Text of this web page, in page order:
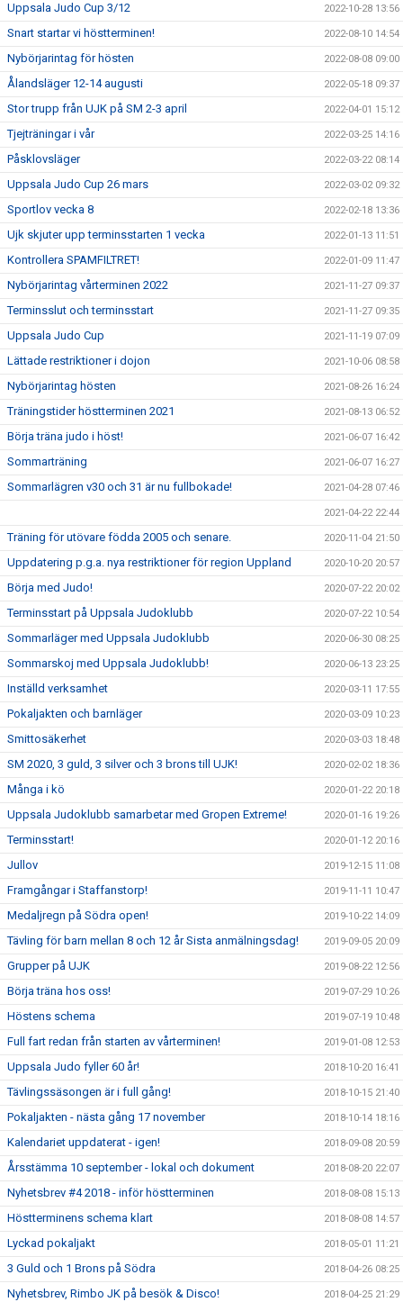
Uppsala Judo Cup 3/12 2022-10-28 13:56
Snart startar vi höstterminen! 2022-08-10 14:54
Nybörjarintag för hösten 2022-08-08 09:00
Ålandsläger 12-14 augusti 2022-05-18 09:37
Stor trupp från UJK på SM 2-3 april 2022-04-01 15:12
Tjejträningar i vår 2022-03-25 14:16
Påsklovsläger 2022-03-22 08:14
Uppsala Judo Cup 26 mars 2022-03-02 09:32
Sportlov vecka 8 2022-02-18 13:36
Ujk skjuter upp terminsstarten 1 vecka 2022-01-13 11:51
Kontrollera SPAMFILTRET! 2022-01-09 11:47
Nybörjarintag vårterminen 2022 2021-11-27 09:37
Terminsslut och terminsstart 2021-11-27 09:35
Uppsala Judo Cup 2021-11-19 07:09
Lättade restriktioner i dojon 2021-10-06 08:58
Nybörjarintag hösten 2021-08-26 16:24
Träningstider höstterminen 2021 2021-08-13 06:52
Börja träna judo i höst! 2021-06-07 16:42
Sommarträning 2021-06-07 16:27
Sommarlägren v30 och 31 är nu fullbokade! 2021-04-28 07:46
2021-04-22 22:44
Träning för utövare födda 2005 och senare. 2020-11-04 21:50
Uppdatering p.g.a. nya restriktioner för region Uppland 2020-10-20 20:57
Börja med Judo! 2020-07-22 20:02
Terminsstart på Uppsala Judoklubb 2020-07-22 10:54
Sommarläger med Uppsala Judoklubb 2020-06-30 08:25
Sommarskoj med Uppsala Judoklubb! 2020-06-13 23:25
Inställd verksamhet 2020-03-11 17:55
Pokaljakten och barnläger 2020-03-09 10:23
Smittosäkerhet 2020-03-03 18:48
SM 2020, 3 guld, 3 silver och 3 brons till UJK! 2020-02-02 18:36
Många i kö 2020-01-22 20:18
Uppsala Judoklubb samarbetar med Gropen Extreme! 2020-01-16 19:26
Terminsstart! 2020-01-12 20:16
Jullov 2019-12-15 11:08
Framgångar i Staffanstorp! 2019-11-11 10:47
Medaljregn på Södra open! 2019-10-22 14:09
Tävling för barn mellan 8 och 12 år Sista anmälningsdag! 2019-09-05 20:09
Grupper på UJK 2019-08-22 12:56
Börja träna hos oss! 2019-07-29 10:26
Höstens schema 2019-07-19 10:48
Full fart redan från starten av vårterminen! 2019-01-08 12:53
Uppsala Judo fyller 60 år! 2018-10-20 16:41
Tävlingssäsongen är i full gång! 2018-10-15 21:40
Pokaljakten - nästa gång 17 november 2018-10-14 18:16
Kalendariet uppdaterat - igen! 2018-09-08 20:59
Årsstämma 10 september - lokal och dokument 2018-08-20 22:07
Nyhetsbrev #4 2018 - inför höstterminen 2018-08-08 15:13
Höstterminens schema klart 2018-08-08 14:57
Lyckad pokaljakt 2018-05-01 11:21
3 Guld och 1 Brons på Södra 2018-04-26 08:25
Nyhetsbrev, Rimbo JK på besök & Disco! 2018-04-25 21:29